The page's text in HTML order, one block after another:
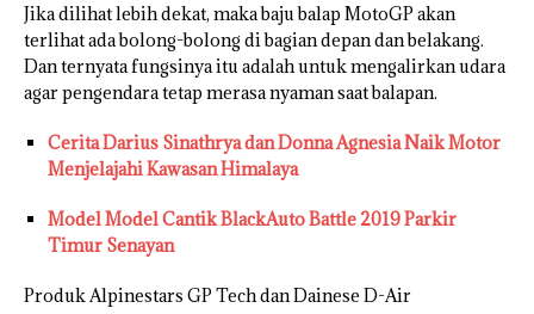
Jika dilihat lebih dekat, maka baju balap MotoGP akan
terlihat ada bolong-bolong di bagian depan dan belakang.
Dan ternyata fungsinya itu adalah untuk mengalirkan udara
agar pengendara tetap merasa nyaman saat balapan.
Cerita Darius Sinathrya dan Donna Agnesia Naik Motor
Menjelajahi Kawasan Himalaya
Model Model Cantik BlackAuto Battle 2019 Parkir
Timur Senayan
Produk Alpinestars GP Tech dan Dainese D-Air